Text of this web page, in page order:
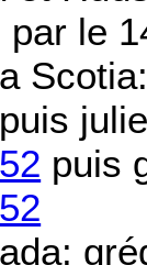
par le
puis
puis